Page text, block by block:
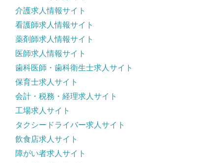
介護求人情報サイト
看護師求人情報サイト
薬剤師求人情報サイト
医師求人情報サイト
歯科医師・歯科衛生士求人サイト
保育士求人サイト
会計・税務・経理求人サイト
工場求人サイト
タクシードライバー求人サイト
飲食店求人サイト
障がい者求人サイト